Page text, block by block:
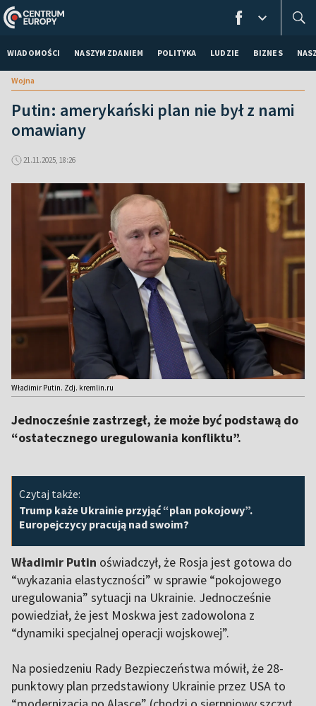
WIADOMOŚCI NASZYM ZDANIEM POLITYKA LUDZIE BIZNES
Wojna
Putin: amerykański plan nie był z nami
omawiany
21.11.2025, 18:26
Władimir Putin. Zdj. kremlin.ru
Jednocześnie zastrzegł, że może być podstawą do
“ostatecznego uregulowania konfliktu”.
Czytaj także:
Trump każe Ukrainie przyjąć “plan pokojowy”.
Europejczycy pracują nad swoim?
Władimir Putin oświadczył, że Rosja jest gotowa do
“wykazania elastyczności” w sprawie “pokojowego
uregulowania” sytuacji na Ukrainie. Jednocześnie
powiedział, że jest Moskwa jest zadowolona z
“dynamiki specjalnej operacji wojskowej”.
Na posiedzeniu Rady Bezpieczeństwa mówił, że 28-
punktowy plan przedstawiony Ukrainie przez USA to